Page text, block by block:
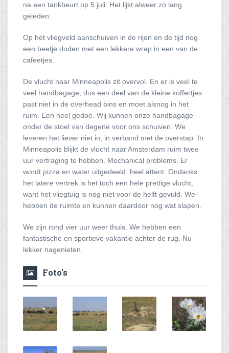
na een tankbeurt op 5 juli. Het lijkt alweer zo lang
geleden.
Op het vliegveld aanschuiven in de rijen en de tijd nog
een beetje doden met een lekkere wrap in een van de
cafeetjes.
De vlucht naar Minneapolis zit overvol. En er is veel te
veel handbagage, dus een deel van de kleine koffertjes
past niet in de overhead bins en moet alsnog in het
ruim. Een heel gedoe. Wij kunnen onze handbagage
onder de stoel van degene voor ons schuiven. We
leveren het liever niet in, in verband met de overstap. In
Minneapolis blijkt de vlucht naar Amsterdam ruim twee
uur vertraging te hebben. Mechanical problems. Er
wordt pizza en water uitgedeeld: heel attent. Ondanks
het latere vertrek is het toch een hele prettige vlucht,
want het vliegtuig is nog niet voor de helft gevuld. We
hebben de ruimte en kunnen daardoor nog wat slapen.
We zijn rond vier uur weer thuis. We hebben een
fantastische en sportieve vakantie achter de rug. Nu
lekker nagenieten.
Foto's